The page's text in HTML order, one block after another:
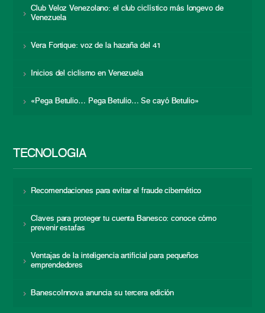
Club Veloz Venezolano: el club ciclístico más longevo de
Venezuela
Vera Fortique: voz de la hazaña del 41
Inicios del ciclismo en Venezuela
«Pega Betulio… Pega Betulio… Se cayó Betulio»
TECNOLOGÍA
Recomendaciones para evitar el fraude cibernético
Claves para proteger tu cuenta Banesco: conoce cómo
prevenir estafas
Ventajas de la inteligencia artificial para pequeños
emprendedores
BanescoInnova anuncia su tercera edición